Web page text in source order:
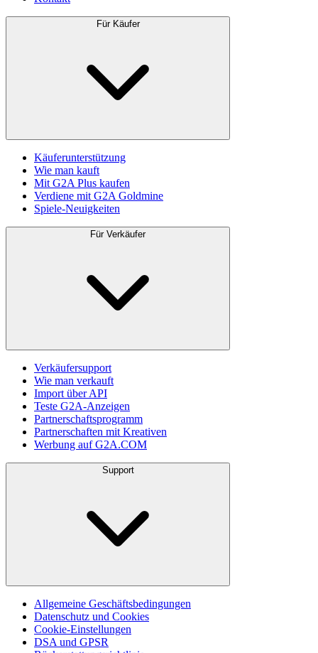
Für Käufer
Käuferunterstützung
Wie man kauft
Mit G2A Plus kaufen
Verdiene mit G2A Goldmine
Spiele-Neuigkeiten
Für Verkäufer
Verkäufersupport
Wie man verkauft
Import über API
Teste G2A-Anzeigen
Partnerschaftsprogramm
Partnerschaften mit Kreativen
Werbung auf G2A.COM
Support
Allgemeine Geschäftsbedingungen
Datenschutz und Cookies
Cookie-Einstellungen
DSA und GPSR